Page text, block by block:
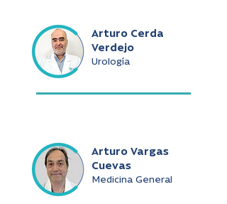
Arturo Cerda
Verdejo
Urología
Arturo Vargas
Cuevas
Medicina General